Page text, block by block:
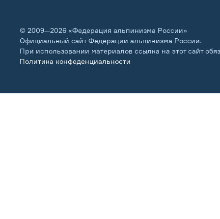
© 2009—2026 «Федерация альпинизма России»
Официальный сайт Федерации альпинизма России.
При использовании материалов ссылка на этот сайт
Политика конфеденциальности